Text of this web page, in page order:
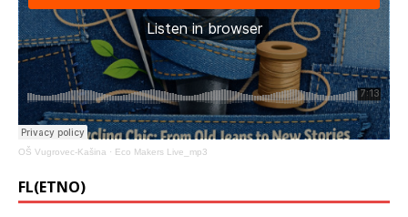
OŠ Vugrovec-Kašina · Eco Makers Live_mp3
FL(ETNO)